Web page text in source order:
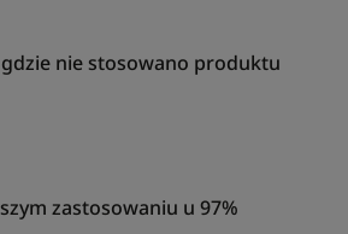
nie stosowano produktu
zastosowaniu u 97%